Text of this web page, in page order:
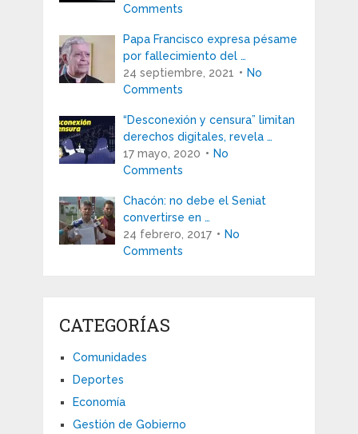
Comments
Papa Francisco expresa pésame
por fallecimiento del …
24 septiembre, 2021
No
Comments
“Desconexión y censura” limitan
derechos digitales, revela …
17 mayo, 2020
No
Comments
Chacón: no debe el Seniat
convertirse en …
24 febrero, 2017
No
Comments
CATEGORÍAS
Comunidades
Deportes
Economía
Gestión de Gobierno